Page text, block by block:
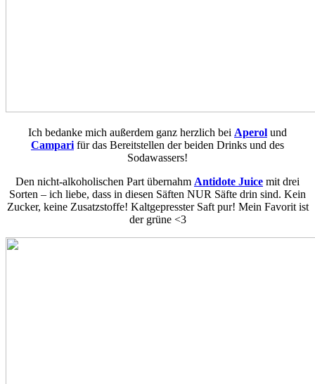
Ich bedanke mich außerdem ganz herzlich bei Aperol und
Campari für das Bereitstellen der beiden Drinks und des
Sodawassers!
Den nicht-alkoholischen Part übernahm Antidote Juice mit drei
Sorten – ich liebe, dass in diesen Säften NUR Säfte drin sind. Kein
Zucker, keine Zusatzstoffe! Kaltgepresster Saft pur! Mein Favorit ist
der grüne <3